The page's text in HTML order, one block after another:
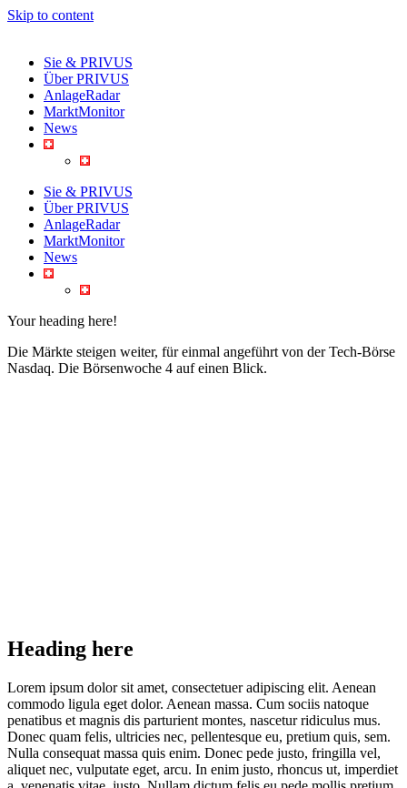
Skip to content
Sie & PRIVUS
Über PRIVUS
AnlageRadar
MarktMonitor
News
Sie & PRIVUS
Über PRIVUS
AnlageRadar
MarktMonitor
News
Your heading here!
Die Märkte steigen weiter, für einmal angeführt von der Tech-Börse
Nasdaq. Die Börsenwoche 4 auf einen Blick.
Heading here
Lorem ipsum dolor sit amet, consectetuer adipiscing elit. Aenean
commodo ligula eget dolor. Aenean massa. Cum sociis natoque
penatibus et magnis dis parturient montes, nascetur ridiculus mus.
Donec quam felis, ultricies nec, pellentesque eu, pretium quis, sem.
Nulla consequat massa quis enim. Donec pede justo, fringilla vel,
aliquet nec, vulputate eget, arcu. In enim justo, rhoncus ut, imperdiet